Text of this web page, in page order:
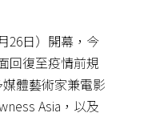
26日）開幕，今
回復至疫情前規
體藝術家兼電影
Asia，以及